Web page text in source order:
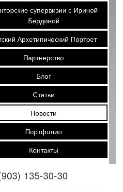
супервизии с Ириной
Бердиной
Архетипический Портрет
Партнерство
Блог
Статьи
Новости
Портфолио
Контакты
135-30-30